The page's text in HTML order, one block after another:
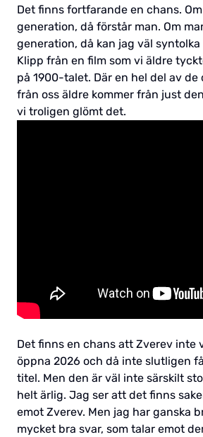
Det finns fortfarande en chans.
generation, då förstår man. Om
generation, då kan jag väl
Klipp från en film som vi äldre
på 1900-talet. Där en hel del av de
från oss äldre kommer från just
vi troligen glömt det.
Det finns en chans att Zverev inte
öppna 2026 och då inte slutligen
titel. Men den är väl inte särskilt
helt ärlig. Jag ser att det finns
emot Zverev. Men jag har ganska
mycket bra svar, som talar emot